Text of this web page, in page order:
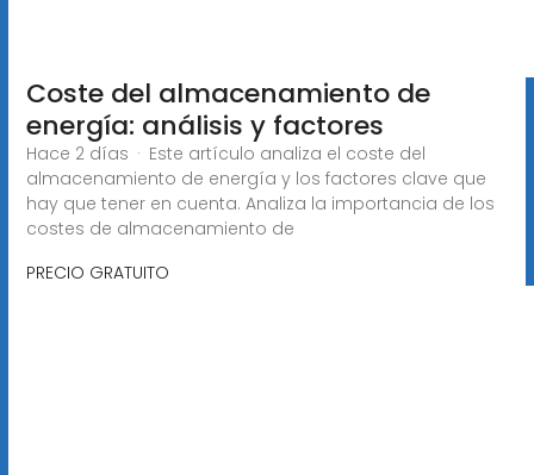
Coste del almacenamiento de
energía: análisis y factores
Hace 2 días · Este artículo analiza el coste del
almacenamiento de energía y los factores clave que
hay que tener en cuenta. Analiza la importancia de los
costes de almacenamiento de
PRECIO GRATUITO